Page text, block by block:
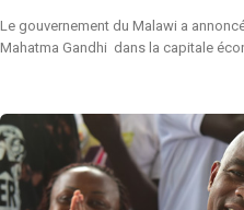
Le gouvernement du Malawi a
Mahatma Gandhi dans la capitale